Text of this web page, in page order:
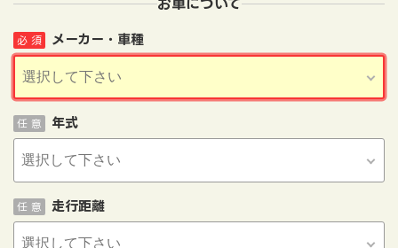
お車について
メーカー・車種
必 須
年式
任 意
走行距離
任 意